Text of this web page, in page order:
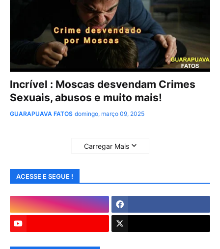
Incrível : Moscas desvendam Crimes
Sexuais, abusos e muito mais!
GUARAPUAVA FATOS domingo, março 09, 2025
Carregar Mais
ACESSE E SEGUE !